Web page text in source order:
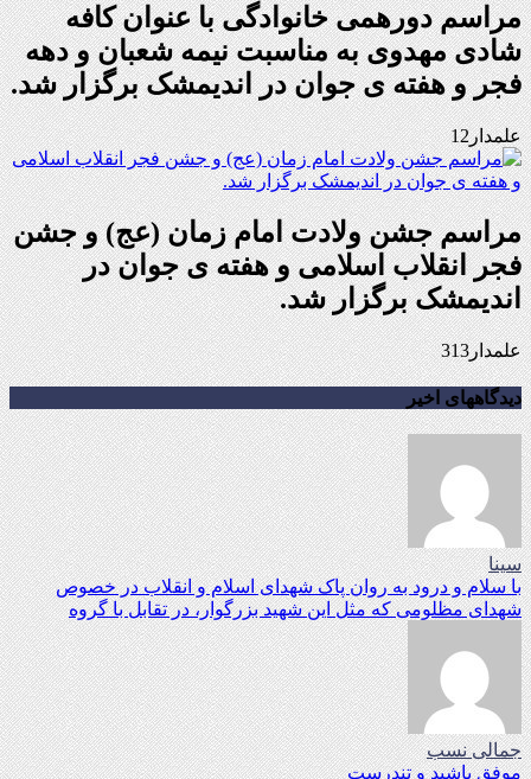
مراسم دورهمی خانوادگی با عنوان کافه
شادی مهدوی به مناسبت نیمه شعبان و دهه
فجر و هفته ی جوان در اندیمشک برگزار شد.
علمدار12
مراسم جشن ولادت امام زمان (عج) و جشن
فجر انقلاب اسلامی و هفته ی جوان در
اندیمشک برگزار شد.
علمدار313
دیدگاههای اخیر
سینا
با سلام و درود به روان پاک شهدای اسلام و انقلاب در خصوص
شهدای مظلومی که مثل این شهید بزرگوار، در تقابل با گروه
جمالی نسب
موفق باشید و تندرست